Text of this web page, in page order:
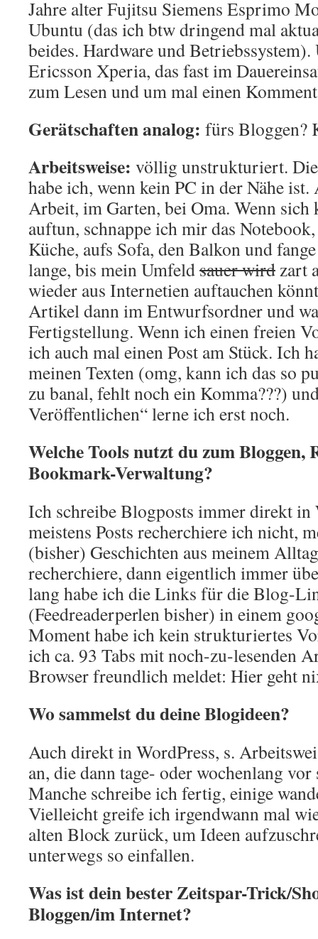
Jahre alter Fujitsu Siemens Esprimo
Ubuntu (das ich btw dringend mal
beides. Hardware und
Ericsson Xperia, das fast im
zum Lesen und um mal einen
Gerätschaften analog: fürs Bloggen?
Arbeitsweise: völlig unstrukturiert.
habe ich, wenn kein PC in der Nähe
Arbeit, im Garten, bei Oma. Wenn sich
auftun, schnappe ich mir das
Küche, aufs Sofa, den Balkon und
lange, bis mein Umfeldsauer wirdzart
wieder aus Internetien auftauchen
Artikel dann im Entwurfsordner und
Fertigstellung. Wenn ich einen freien
ich auch mal einen Post am Stück. Ich
meinen Texten (omg, kann ich das so
zu banal, fehlt noch ein Komma???)
Veröffentlichen“ lerne ich erst noch.
Welche Tools nutzt du zum Bloggen,
Bookmark-Verwaltung?
Ich schreibe Blogposts immer direkt in
meistens Posts recherchiere ich nicht,
(bisher) Geschichten aus meinem
recherchiere, dann eigentlich immer
lang habe ich die Links für die Blog-
(Feedreaderperlen bisher) in einem
Moment habe ich kein strukturiertes
ich ca. 93 Tabs mit noch-zu-lesenden
Browser freundlich meldet: Hier geht
Wo sammelst du deine Blogideen?
Auch direkt in WordPress, s.
an, die dann tage- oder wochenlang
Manche schreibe ich fertig, einige
Vielleicht greife ich irgendwann mal
alten Block zurück, um Ideen
unterwegs so einfallen.
Was ist dein bester Zeitspar-Trick/
Bloggen/im Internet?